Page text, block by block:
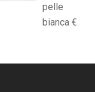
pelle
bianca €